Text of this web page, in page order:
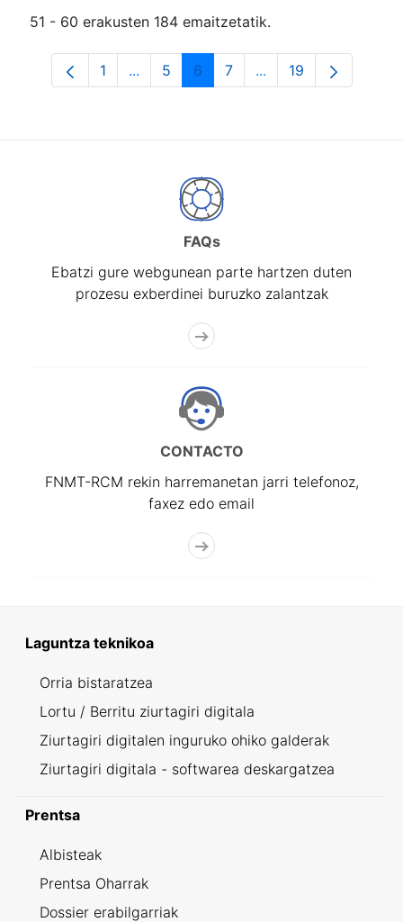
51 - 60 erakusten 184 emaitzetatik.
Orrialdea
1 ...Intermediate Pages Use TAB to
Orrialdea
5 Orrialdea
6 Orrialdea
7 ...Intermediate Pages
Orrialdea
19
FAQs
Ebatzi gure webgunean parte hartzen duten
prozesu exberdinei buruzko zalantzak
CONTACTO
FNMT-RCM rekin harremanetan jarri telefonoz,
faxez edo email
Laguntza teknikoa
Orria bistaratzea
Lortu / Berritu ziurtagiri digitala
Ziurtagiri digitalen inguruko ohiko galderak
Ziurtagiri digitala - softwarea deskargatzea
Prentsa
Albisteak
Prentsa Oharrak
Dossier erabilgarriak